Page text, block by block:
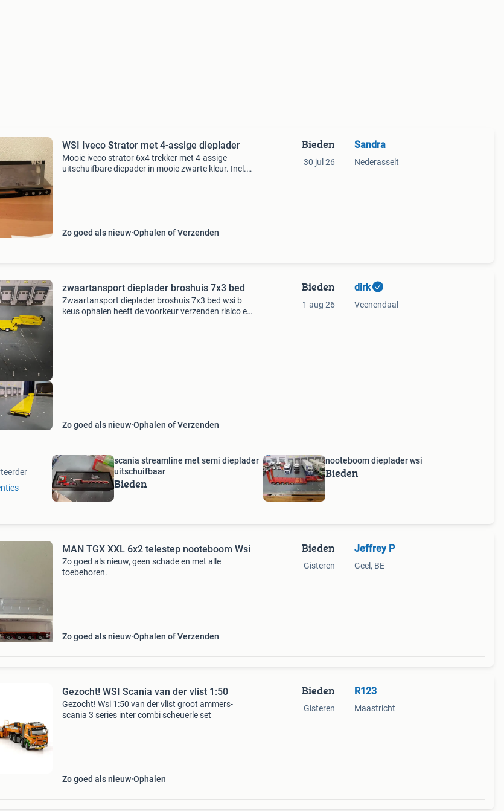
WSI Iveco Strator met 4-assige dieplader
Mooie iveco strator 6x4 trekker met 4-assige
uitschuifbare diepader in mooie zwarte kleur. Incl.
Zo goed als nieuw Ophalen of Verzenden
Bieden
30 jul 26
Sandra
Nederasselt
zwaartansport dieplader broshuis 7x3 bed
Zwaartansport dieplader broshuis 7x3 bed wsi b
keus ophalen heeft de voorkeur verzenden risico en
Zo goed als nieuw Ophalen of Verzenden
Bieden
1 aug 26
dirk
Veenendaal
scania streamline met semi dieplader
uitschuifbaar
Bieden
nooteboom dieplader wsi
Bieden
MAN TGX XXL 6x2 telestep nooteboom Wsi
Zo goed als nieuw, geen schade en met alle
toebehoren.
Zo goed als nieuw Ophalen of Verzenden
Bieden
Gisteren
Jeffrey P
Geel, BE
Gezocht! WSI Scania van der vlist 1:50
Gezocht! Wsi 1:50 van der vlist groot ammers-
scania 3 series inter combi scheuerle set
Zo goed als nieuw Ophalen
Bieden
Gisteren
R123
Maastricht